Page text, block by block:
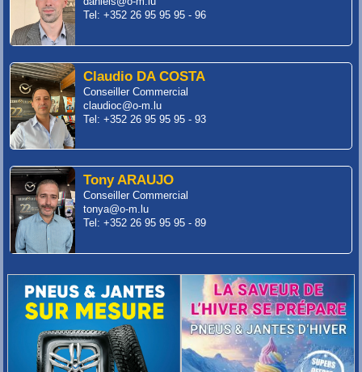
Tel: +352 26 95 95 95 - 96
Claudio DA COSTA
Conseiller Commercial
claudioc@o-m.lu
Tel: +352 26 95 95 95 - 93
Tony ARAUJO
Conseiller Commercial
tonya@o-m.lu
Tel: +352 26 95 95 95 - 89